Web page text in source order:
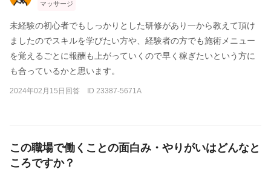
マッサージ
未経験の初心者でもしっかりとした研修があり一から教えて頂け
ましたのでスキルを学びたい方や、経験者の方でも施術メニュー
を覚えるごとに報酬も上がっていくので早く稼ぎたいという方に
も合っているかと思います。
2024年02月15日回答 ID 23387-5671A
この職場で働くことの面白み・やりがいはどんなと
ころですか？